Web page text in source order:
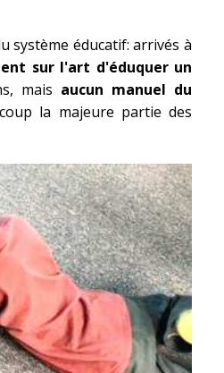
système éducatif: arrivés à
sur l'art d'éduquer un
mais aucun manuel du
la majeure partie des